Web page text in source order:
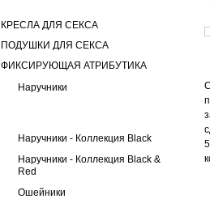
КРЕСЛА ДЛЯ СЕКСА
ПОДУШКИ ДЛЯ СЕКСА
ФИКСИРУЮЩАЯ АТРИБУТИКА
Наручники
Наручники - Коллекция Black
Наручники - Коллекция Black &
Red
Ошейники